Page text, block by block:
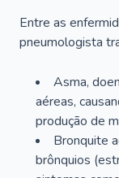
Entre as
pneumologista
Asma,
aéreas,
produção de
Bronquite
brônquios